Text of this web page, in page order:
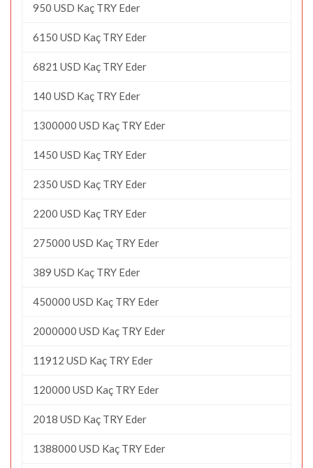
950 USD Kaç TRY Eder
6150 USD Kaç TRY Eder
6821 USD Kaç TRY Eder
140 USD Kaç TRY Eder
1300000 USD Kaç TRY Eder
1450 USD Kaç TRY Eder
2350 USD Kaç TRY Eder
2200 USD Kaç TRY Eder
275000 USD Kaç TRY Eder
389 USD Kaç TRY Eder
450000 USD Kaç TRY Eder
2000000 USD Kaç TRY Eder
11912 USD Kaç TRY Eder
120000 USD Kaç TRY Eder
2018 USD Kaç TRY Eder
1388000 USD Kaç TRY Eder